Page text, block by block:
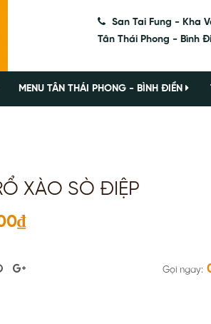
San Tai Fung - Kha
Tân Thái Phong - Bình
MENU TÂN THÁI PHONG - BÌNH ĐIỀN
XÀO SÒ ĐIỆP
Gọi ngay: